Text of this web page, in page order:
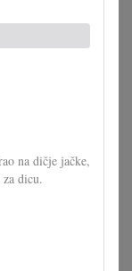
na dičje jačke,
dicu.